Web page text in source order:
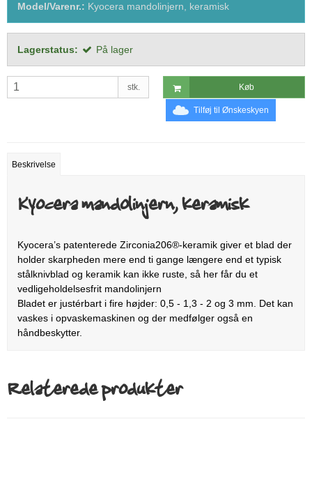
Model/Varenr.: Kyocera mandolinjern, keramisk
Lagerstatus: På lager
stk. Køb
Tilføj til Ønskeskyen
Beskrivelse
Kyocera mandolinjern, keramisk
Kyocera’s patenterede Zirconia206®-keramik giver et blad der
holder skarpheden mere end ti gange længere end et typisk
stålknivblad og keramik kan ikke ruste, så her får du et
vedligeholdelsesfrit mandolinjern
Bladet er justérbart i fire højder: 0,5 - 1,3 - 2 og 3 mm. Det kan
vaskes i opvaskemaskinen og der medfølger også en
håndbeskytter.
Relaterede produkter